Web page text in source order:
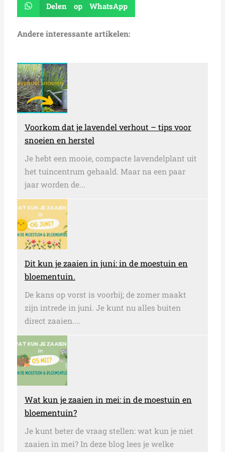
Delen op WhatsApp
Andere interessante artikelen:
Voorkom dat je lavendel verhout – tips voor
snoeien en herstel
Je hebt een mooie, compacte lavendelplant uit
het tuincentrum gehaald. Maar na een paar
jaar worden de...
Dit kun je zaaien in juni: in de moestuin en
bloementuin.
De kans op vorst is voorbij; de zomer maakt
zijn intrede in juni. Je kunt nu alles buiten
direct zaaien....
Wat kun je zaaien in mei: in de moestuin en
bloementuin?
Je kunt beter de vraag stellen: wat kun je niet
zaaien in mei? In deze blog lees je welke